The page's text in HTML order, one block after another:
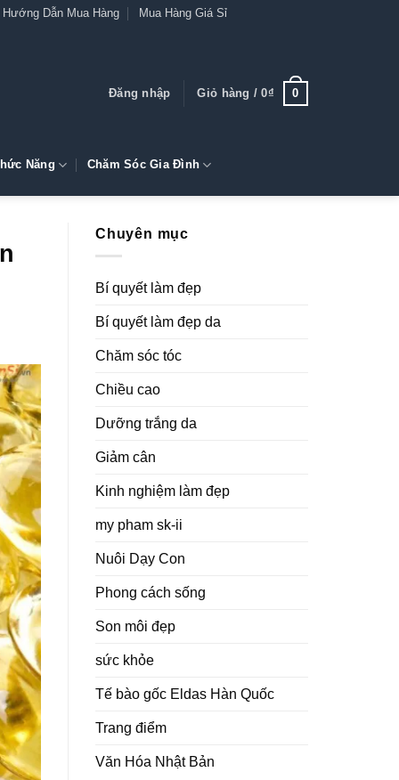
Hướng Dẫn Mua Hàng
Mua Hàng Giá Sỉ
Đăng nhập Giỏ hàng /0₫ 0
Năng Chăm Sóc Gia Đình
Chuyên mục
Bí quyết làm đẹp
Bí quyết làm đẹp da
Chăm sóc tóc
Chiều cao
Dưỡng trắng da
Giảm cân
Kinh nghiệm làm đẹp
my pham sk-ii
Nuôi Dạy Con
Phong cách sống
Son môi đẹp
sức khỏe
Tế bào gốc Eldas Hàn Quốc
Trang điểm
Văn Hóa Nhật Bản